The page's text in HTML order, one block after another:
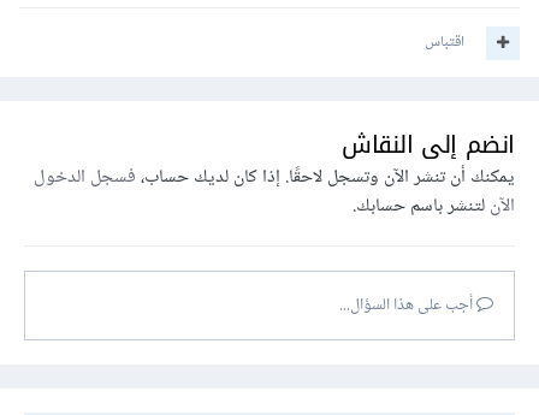
اقتباس
انضم إلى النقاش
يمكنك أن تنشر الآن وتسجل لاحقًا. إذا كان لديك حساب،فسجل الدخول
الآنلتنشر باسم حسابك.
أجب على هذا السؤال...